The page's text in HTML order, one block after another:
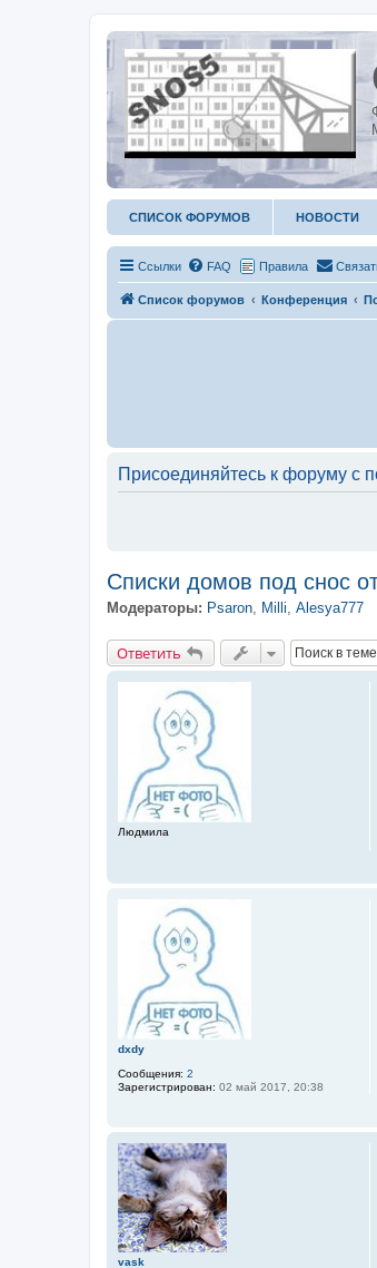
СПИСОК ФОРУМОВ НОВОСТИ
Ссылки FAQ Правила Связат
Список форумов Конференция
Присоединяйтесь к форуму с
Списки домов под снос
Модераторы: Psaron, Milli, Alesya777
Ответить
Ответить
Людмила
dxdy
Сообщения: 2
Зарегистрирован: 02 май 2017, 20:38
vask